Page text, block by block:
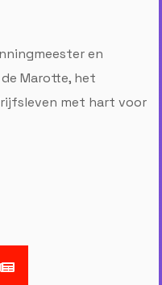
en
Marotte, het
met hart voor